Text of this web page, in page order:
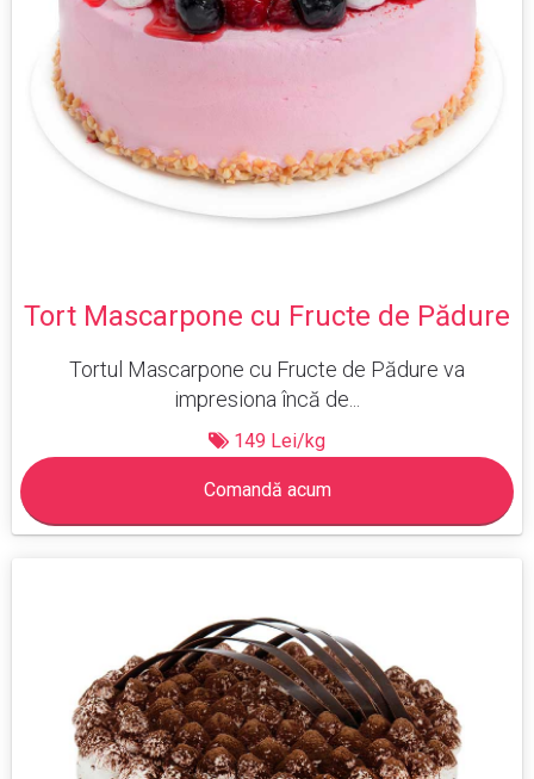
Tort Mascarpone cu Fructe de Pădure
Tortul Mascarpone cu Fructe de Pădure va
impresiona încă de...
149 Lei/kg
Comandă acum